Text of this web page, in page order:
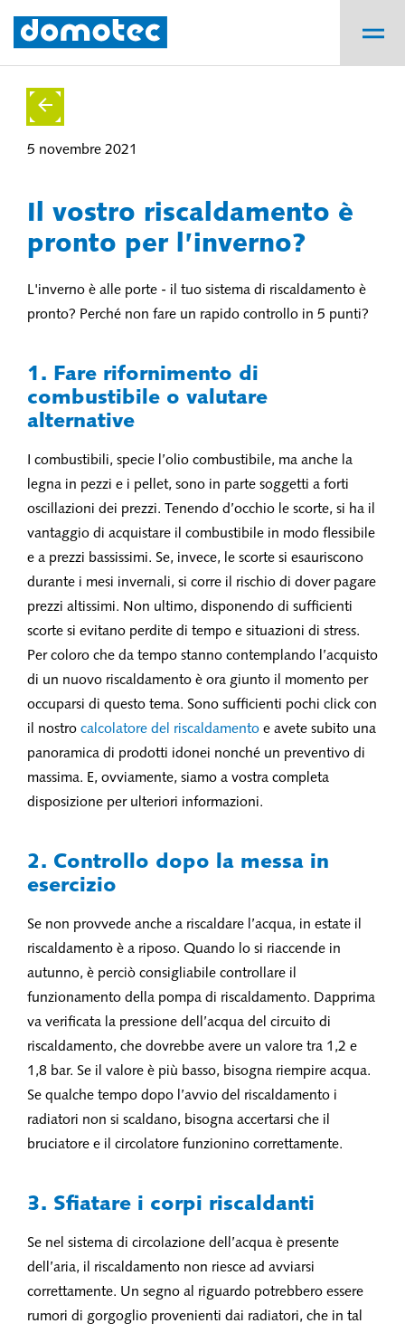
5 novembre 2021
Il vostro riscaldamento è
pronto per l’inverno?
L'inverno è alle porte - il tuo sistema di riscaldamento è
pronto? Perché non fare un rapido controllo in 5 punti?
1. Fare rifornimento di
combustibile o valutare
alternative
I combustibili, specie l’olio combustibile, ma anche la
legna in pezzi e i pellet, sono in parte soggetti a forti
oscillazioni dei prezzi. Tenendo d’occhio le scorte, si ha il
vantaggio di acquistare il combustibile in modo flessibile
e a prezzi bassissimi. Se, invece, le scorte si esauriscono
durante i mesi invernali, si corre il rischio di dover pagare
prezzi altissimi. Non ultimo, disponendo di sufficienti
scorte si evitano perdite di tempo e situazioni di stress.
Per coloro che da tempo stanno contemplando l’acquisto
di un nuovo riscaldamento è ora giunto il momento per
occuparsi di questo tema. Sono sufficienti pochi click con
il nostro calcolatore del riscaldamento e avete subito una
panoramica di prodotti idonei nonché un preventivo di
massima. E, ovviamente, siamo a vostra completa
disposizione per ulteriori informazioni.
2. Controllo dopo la messa in
esercizio
Se non provvede anche a riscaldare l’acqua, in estate il
riscaldamento è a riposo. Quando lo si riaccende in
autunno, è perciò consigliabile controllare il
funzionamento della pompa di riscaldamento. Dapprima
va verificata la pressione dell’acqua del circuito di
riscaldamento, che dovrebbe avere un valore tra 1,2 e
1,8 bar. Se il valore è più basso, bisogna riempire acqua.
Se qualche tempo dopo l’avvio del riscaldamento i
radiatori non si scaldano, bisogna accertarsi che il
bruciatore e il circolatore funzionino correttamente.
3. Sfiatare i corpi riscaldanti
Se nel sistema di circolazione dell’acqua è presente
dell’aria, il riscaldamento non riesce ad avviarsi
correttamente. Un segno al riguardo potrebbero essere
rumori di gorgoglio provenienti dai radiatori, che in tal